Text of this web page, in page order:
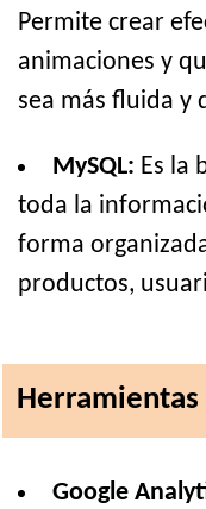
Permite crear
animaciones y
sea más fluida y
MySQL: Es la
toda la
forma
productos,
Herramientas
Google